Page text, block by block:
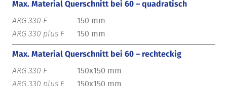
Max. Material Querschnitt bei 60 – quadratisch
150 mm
150 mm
Max. Material Querschnitt bei 60 – rechteckig
150x150 mm